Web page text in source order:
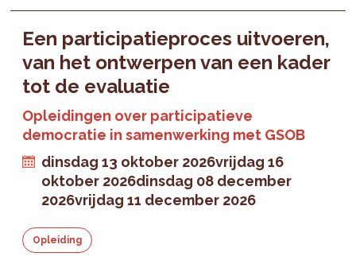
Een participatieproces uitvoeren,
van het ontwerpen van een kader
tot de evaluatie
Opleidingen over participatieve
democratie in samenwerking met GSOB
dinsdag 13 oktober 2026vrijdag 16
oktober 2026dinsdag 08 december
2026vrijdag 11 december 2026
Opleiding